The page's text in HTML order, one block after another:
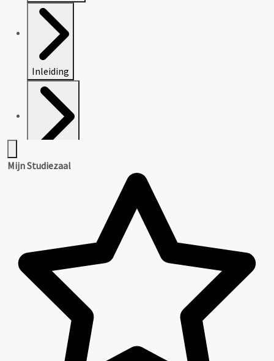
Inleiding
Mijn Studiezaal